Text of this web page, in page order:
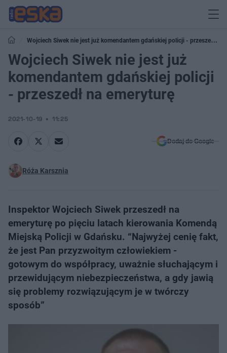
Wojciech Siwek nie jest już komendantem gdańskiej policji - przeszedł na
emeryturę
Wojciech Siwek nie jest już
komendantem gdańskiej policji
- przeszedł na emeryturę
2021-10-19 11:25
Dodaj do Google
Róża Karsznia
Inspektor Wojciech Siwek przeszedł na
emeryturę po pięciu latach kierowania Komendą
Miejską Policji w Gdańsku. “Najwyżej cenię fakt,
że jest Pan przyzwoitym człowiekiem -
gotowym do współpracy, uważnie słuchającym i
przewidującym niebezpieczeństwa, a gdy jawią
się problemy rozwiązującym je w twórczy
sposób”